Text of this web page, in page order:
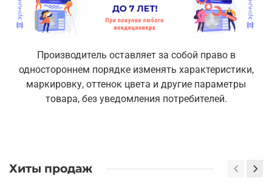
Производитель оставляет за собой право в
одностороннем порядке изменять характеристики,
маркировку, оттенок цвета и другие параметры
товара, без уведомления потребителей.
Хиты продаж